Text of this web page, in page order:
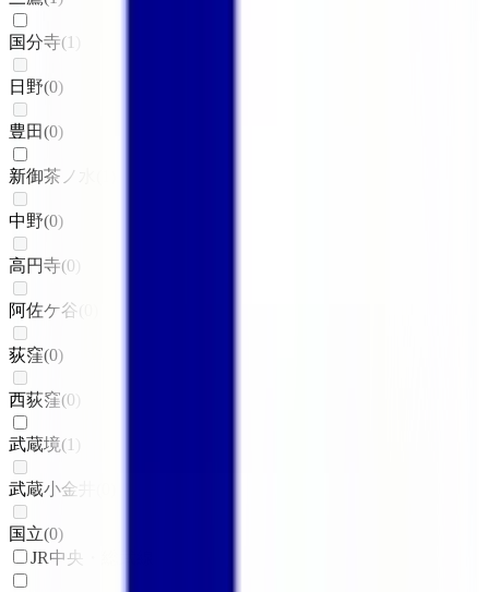
国分寺(1
日野(0)
豊田(0)
新御茶ノ水
中野(0)
高円寺(0
阿佐ケ谷
荻窪(0)
西荻窪(0
武蔵境(1
武蔵小金井
国立(0)
JR中央・総武線